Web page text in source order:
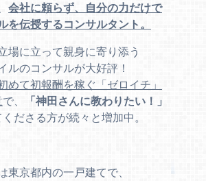
会社に頼らず、自分の力だけで
を伝授するコンサルタント。
場に立って親身に寄り添う
ルのコンサルが大好評！
めて初報酬を稼ぐ「ゼロイチ」
で、
「神田さんに教わりたい！」
ださる方が続々と増加中。
東京都内の一戸建てで、